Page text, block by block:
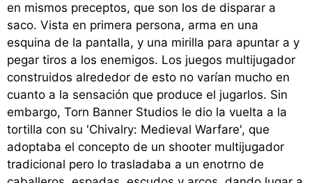
en mismos preceptos, que son los de disparar a
saco. Vista en primera persona, arma en una
esquina de la pantalla, y una mirilla para apuntar a y
pegar tiros a los enemigos. Los juegos multijugador
construidos alrededor de esto no varían mucho en
cuanto a la sensación que produce el jugarlos. Sin
embargo, Torn Banner Studios le dio la vuelta a la
tortilla con su 'Chivalry: Medieval Warfare', que
adoptaba el concepto de un shooter multijugador
tradicional pero lo trasladaba a un enotrno de